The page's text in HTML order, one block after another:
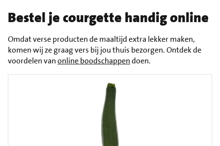
Bestel je courgette handig online
Omdat verse producten de maaltijd extra lekker maken,
komen wij ze graag vers bij jou thuis bezorgen. Ontdek de
voordelen vanonline boodschappendoen.